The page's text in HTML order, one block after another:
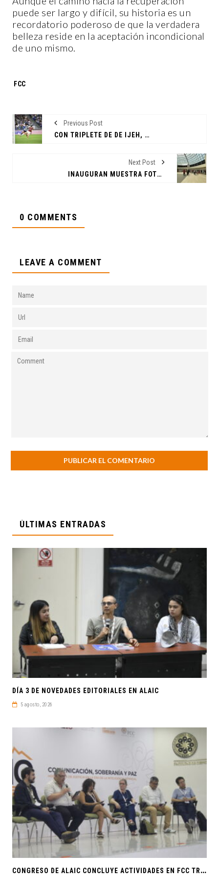
puede ser largo y difícil, su historia es un
recordatorio poderoso de que la verdadera
belleza reside en la aceptación incondicional
de uno mismo.
Tags:
FCC
Previous Post
CON TRIPLETE DE DE IJEH, AC MILAN WOMEN SE IMPONE A LAS RAYADAS DE MONTERREY
Next Post
INAUGURAN MUESTRA FOTOGRÁFICA DE SUSTENTABILIDAD EN EL CEIIDA
0 COMMENTS
LEAVE A COMMENT
ÚLTIMAS ENTRADAS
DÍA 3 DE NOVEDADES EDITORIALES EN ALAIC
5 agosto, 2026
C
ONGRESO DE ALAIC CONCLUYE ACTIVIDADES EN FCC TRAS UNA SEMANA LLENA DE CONOCIMIENTO Y REFLEXIÓN